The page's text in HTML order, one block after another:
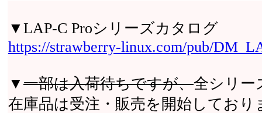
▼LAP-C Proシリーズカタログ
https://strawberry-linux.com/pub/
▼一部は入荷待ちですが、全シリー
在庫品は受注・販売を開始してお